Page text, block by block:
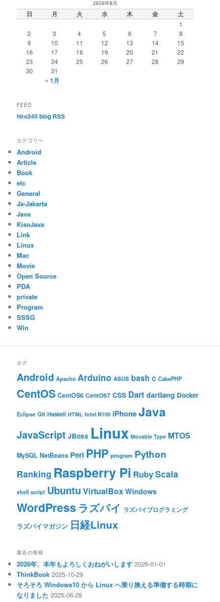
ゲ
ー
2026年8月
日 月 火 水 木 金 土
1
2
3 4 5 6 7
8
9
10 11 12 13 14
15
16
17 18 19 20 21
22
23
24 25 26 27 28
29
30
31
« 1月
FEED
hiro345 blog RSS
カテゴリー
Android
Article
Book
etc
General
Ja-Jakarta
Java
KisoJava
Link
Linux
Mac
Movie
Open Source
PDA
private
Program
SSSG
Win
タグ
Android Apache Arduino ASUS bash C CakePHP
CentOS CentOS6 CentOS7 CSS Dart dartlang Docker
Eclipse Git Haskell HTML Intel N100 iPhoneJava
JavaScript JBoss Linux Movable Type MTOS
MySQL NetBeans Perl PHP program Python
Ranking Raspberry Pi RubyScala
shell script Ubuntu VirtualBox Windows
WordPress ラズパイ ラズパイプログラミング
ラズパイマガジン 日経Linux
最近の投稿
2026年、本年もよろしくおねがいします 2026-01-01
ThinkBook 2025-10-29
そろそろ Windows10 から Linux へ乗り換える準備する時期に
なりました 2025-06-28